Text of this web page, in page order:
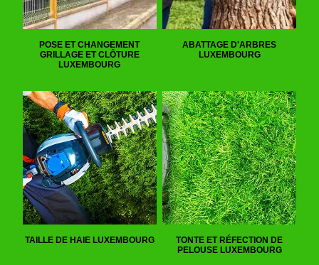
POSE ET CHANGEMENT
GRILLAGE ET CLÔTURE
LUXEMBOURG
ABATTAGE D'ARBRES
LUXEMBOURG
TAILLE DE HAIE LUXEMBOURG
TONTE ET RÉFECTION DE
PELOUSE LUXEMBOURG